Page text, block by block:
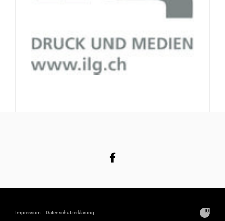
Impressum Datenschutzerklärung